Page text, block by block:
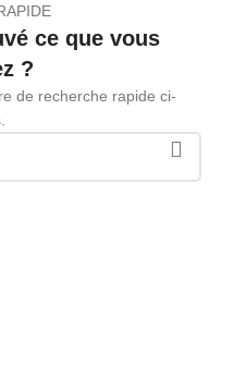
ce que vous
?
de recherche rapide ci-